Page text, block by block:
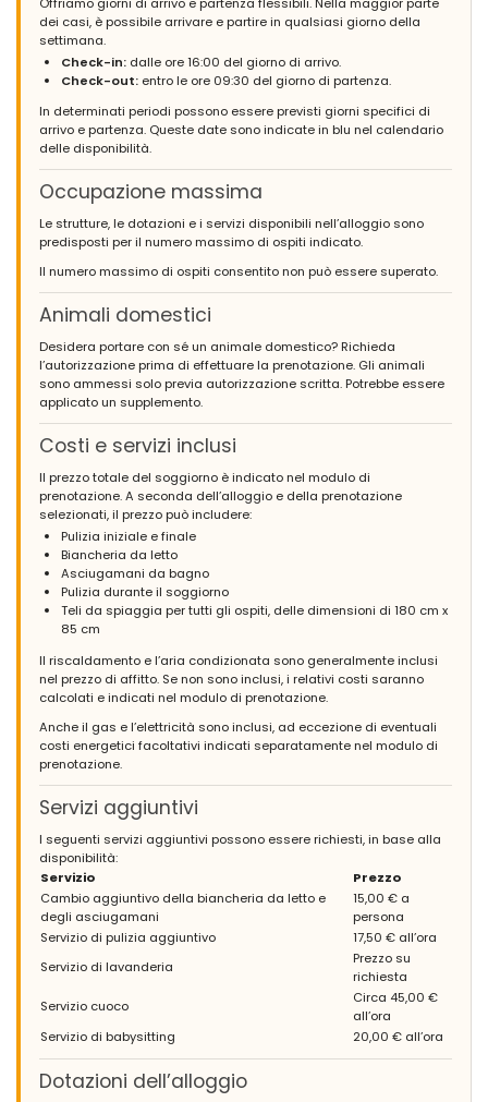
dei casi, è possibile arrivare e partire in qualsiasi giorno della
settimana.
Check-in: dalle ore 16:00 del giorno di arrivo.
Check-out: entro le ore 09:30 del giorno di partenza.
In determinati periodi possono essere previsti giorni specifici di
arrivo e partenza. Queste date sono indicate in blu nel calendario
delle disponibilità.
Occupazione massima
Le strutture, le dotazioni e i servizi disponibili nell’alloggio sono
predisposti per il numero massimo di ospiti indicato.
Il numero massimo di ospiti consentito non può essere superato.
Animali domestici
Desidera portare con sé un animale domestico? Richieda
l’autorizzazione prima di effettuare la prenotazione. Gli animali
sono ammessi solo previa autorizzazione scritta. Potrebbe essere
applicato un supplemento.
Costi e servizi inclusi
Il prezzo totale del soggiorno è indicato nel modulo di
prenotazione. A seconda dell’alloggio e della prenotazione
selezionati, il prezzo può includere:
Pulizia iniziale e finale
Biancheria da letto
Asciugamani da bagno
Pulizia durante il soggiorno
Teli da spiaggia per tutti gli ospiti, delle dimensioni di 180 cm x
85 cm
Il riscaldamento e l’aria condizionata sono generalmente inclusi
nel prezzo di affitto. Se non sono inclusi, i relativi costi saranno
calcolati e indicati nel modulo di prenotazione.
Anche il gas e l’elettricità sono inclusi, ad eccezione di eventuali
costi energetici facoltativi indicati separatamente nel modulo di
prenotazione.
Servizi aggiuntivi
I seguenti servizi aggiuntivi possono essere richiesti, in base alla
disponibilità:
Servizio
Prezzo
Cambio aggiuntivo della biancheria da letto e
degli asciugamani
15,00 € a
persona
Servizio di pulizia aggiuntivo
17,50 € all’ora
Servizio di lavanderia
Prezzo su
richiesta
Servizio cuoco
Circa 45,00 €
all’ora
Servizio di babysitting
20,00 € all’ora
Dotazioni dell’alloggio